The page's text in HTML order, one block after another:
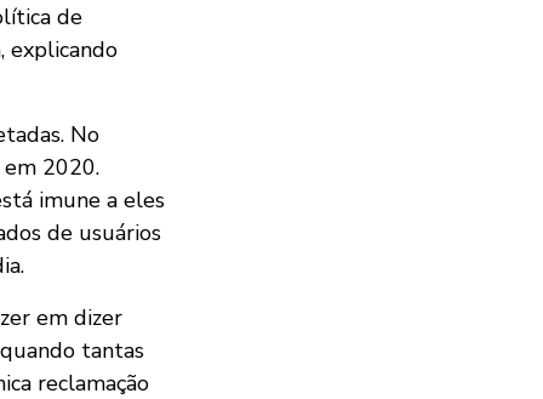
de
explicando
No
2020.
imune a eles
de usuários
em dizer
tantas
reclamação